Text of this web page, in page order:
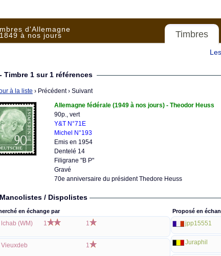
d'Allemagne
à nos jours Timbres
- Timbre 1 sur 1 références
à la liste › Précédent› Suivant
Allemagne fédérale (1949 à nos jours) - Theodor Heuss
90p., vert
Y&T N°71E
Michel N°193
Emis en 1954
Dentelé 14
Filigrane "B P"
Gravé
70e anniversaire du président Thedore Heuss
Mancolistes / Dispolistes
en échange par
lchab (WM) 1 1
Vieuxdeb 1
Proposé en
jpp15551
Juraphil